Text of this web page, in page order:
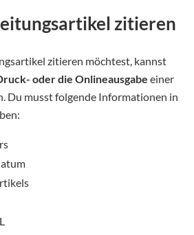
zitieren
zitieren möchtest, kannst
oder die Onlineausgabe einer
Du musst folgende Informationen in